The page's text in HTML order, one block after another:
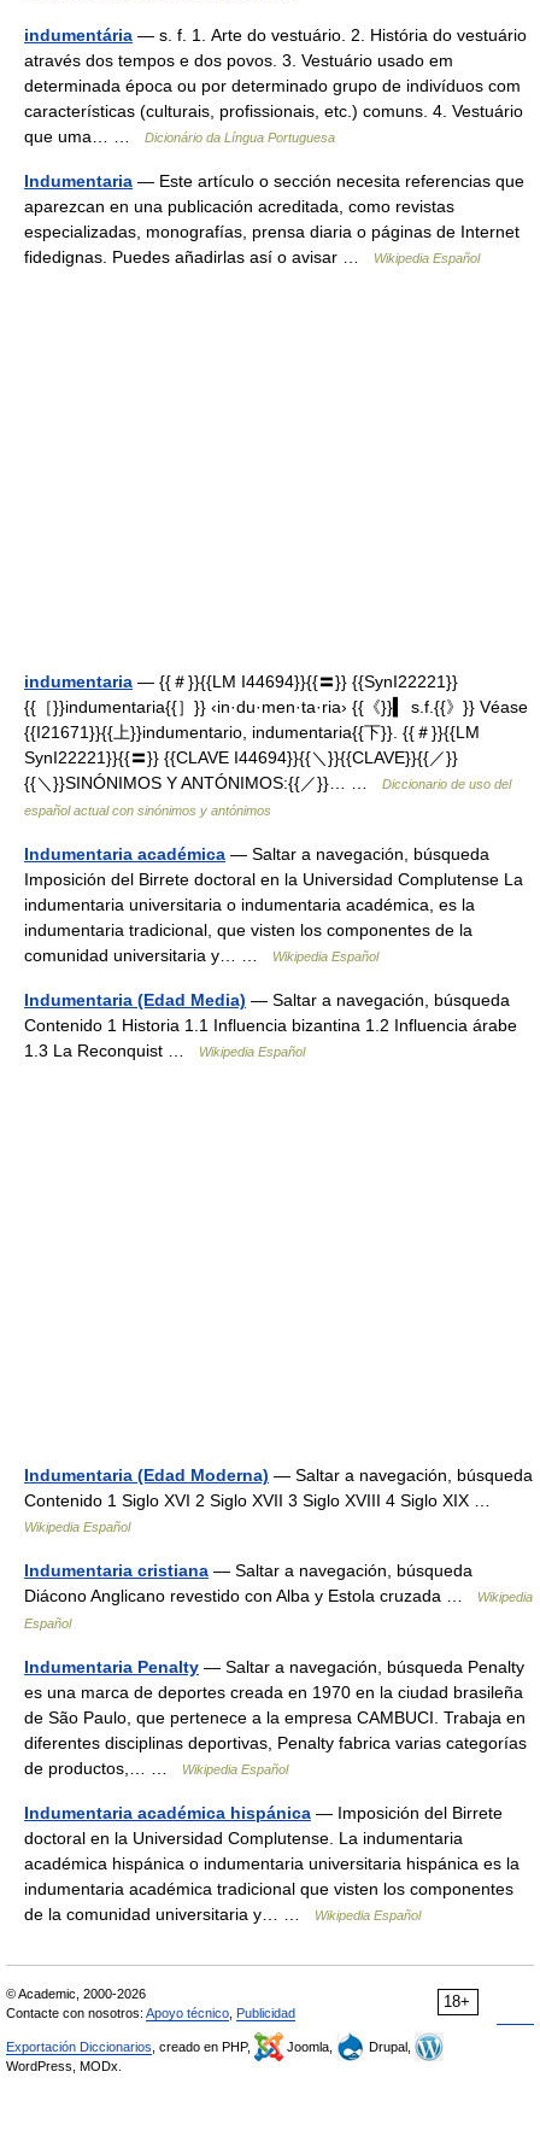
indumentária — s. f. 1. Arte do vestuário. 2. História do vestuário
através dos tempos e dos povos. 3. Vestuário usado em
determinada época ou por determinado grupo de indivíduos com
características (culturais, profissionais, etc.) comuns. 4. Vestuário
que uma… …
Dicionário da Língua Portuguesa
Indumentaria — Este artículo o sección necesita referencias que
aparezcan en una publicación acreditada, como revistas
especializadas, monografías, prensa diaria o páginas de Internet
fidedignas. Puedes añadirlas así o avisar …
Wikipedia Español
indumentaria — {{＃}}{{LM I44694}}{{〓}} {{SynI22221}}
{{［}}indumentaria{{］}} ‹in·du·men·ta·ria› {{《}}▍ s.f.{{》}} Véase
{{I21671}}{{上}}indumentario, indumentaria{{下}}. {{＃}}{{LM
SynI22221}}{{〓}} {{CLAVE I44694}}{{＼}}{{CLAVE}}{{／}}
{{＼}}SINÓNIMOS Y ANTÓNIMOS:{{／}}… …
Diccionario de uso del
español actual con sinónimos y antónimos
Indumentaria académica — Saltar a navegación, búsqueda
Imposición del Birrete doctoral en la Universidad Complutense La
indumentaria universitaria o indumentaria académica, es la
indumentaria tradicional, que visten los componentes de la
comunidad universitaria y… …
Wikipedia Español
Indumentaria (Edad Media) — Saltar a navegación, búsqueda
Contenido 1 Historia 1.1 Influencia bizantina 1.2 Influencia árabe
1.3 La Reconquist …
Wikipedia Español
Indumentaria (Edad Moderna) — Saltar a navegación, búsqueda
Contenido 1 Siglo XVI 2 Siglo XVII 3 Siglo XVIII 4 Siglo XIX …
Wikipedia Español
Indumentaria cristiana — Saltar a navegación, búsqueda
Diácono Anglicano revestido con Alba y Estola cruzada …
Wikipedia
Español
Indumentaria Penalty — Saltar a navegación, búsqueda Penalty
es una marca de deportes creada en 1970 en la ciudad brasileña
de São Paulo, que pertenece a la empresa CAMBUCI. Trabaja en
diferentes disciplinas deportivas, Penalty fabrica varias categorías
de productos,… …
Wikipedia Español
Indumentaria académica hispánica — Imposición del Birrete
doctoral en la Universidad Complutense. La indumentaria
académica hispánica o indumentaria universitaria hispánica es la
indumentaria académica tradicional que visten los componentes
de la comunidad universitaria y… …
Wikipedia Español
18+
© Academic, 2000-2026
Contacte con nosotros: Apoyo técnico Publicidad
Exportación Diccionarios , creado en PHP, Joomla,
Drupal,
WordPress, MODx.